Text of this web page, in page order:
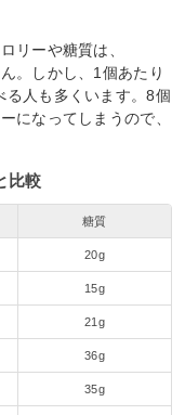
リーや糖質は、
。しかし、1個あたり
る人も多くいます。8個
になってしまうので、
比較
糖質
20g
15g
21g
36g
35g